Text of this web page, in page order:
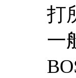
打
一